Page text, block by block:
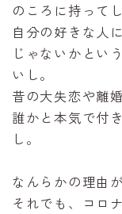
のころに持って
自分の好きな人
じゃないかとい
いし。
昔の大失恋や離
誰かと本気で付
し。
なんらかの理由
それでも、コロ